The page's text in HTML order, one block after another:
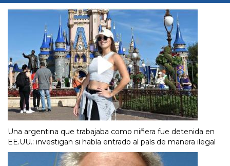
Una argentina que trabajaba como niñera fue detenida en
EE.UU.: investigan si había entrado al país de manera ilegal